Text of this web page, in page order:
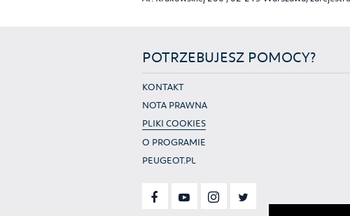
POTRZEBUJESZ POMOCY?
KONTAKT
NOTA PRAWNA
PLIKI COOKIES
O PROGRAMIE
PEUGEOT.PL